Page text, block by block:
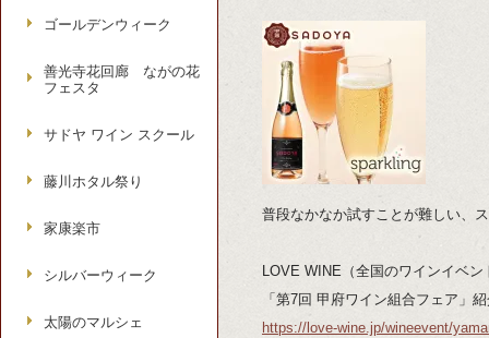
普段なかなか試すことが難しい、
LOVE WINE（全国のワインイベン
「第7回 甲府ワイン組合フェア」
https://love-wine.jp/wineevent/
ゴールデンウィーク
善光寺花回廊 ながの花
フェスタ
サドヤ ワイン スクール
藤川ホタル祭り
家康楽市
シルバーウィーク
太陽のマルシェ